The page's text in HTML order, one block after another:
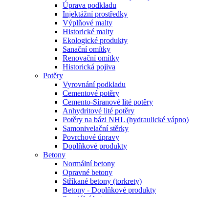
Úprava podkladu
Injektážní prostředky
Výplňové malty
Historické malty
Ekologické produkty
Sanační omítky
Renovační omítky
Historická pojiva
Potěry
Vyrovnání podkladu
Cementové potěry
Cemento-Síranové lité potěry
Anhydritové lité potěry
Potěry na bázi NHL (hydraulické vápno)
Samonivelační stěrky
Povrchové úpravy
Doplňkové produkty
Betony
Normální betony
Opravné betony
Stříkané betony (torkrety)
Betony - Doplňkové produkty